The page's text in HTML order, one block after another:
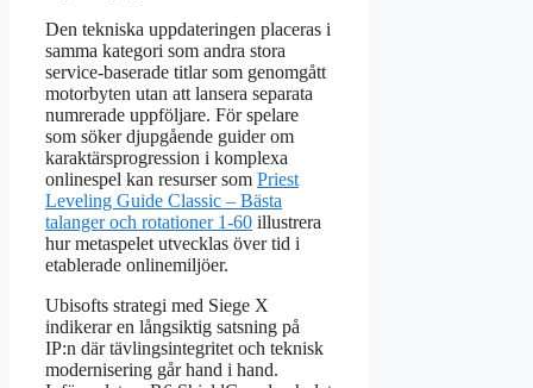
Den tekniska uppdateringen placeras i
samma kategori som andra stora
service-baserade titlar som genomgått
motorbyten utan att lansera separata
numrerade uppföljare. För spelare
som söker djupgående guider om
karaktärsprogression i komplexa
onlinespel kan resurser som Priest
Leveling Guide Classic – Bästa
talanger och rotationer 1-60 illustrera
hur metaspelet utvecklas över tid i
etablerade onlinemiljöer.
Ubisofts strategi med Siege X
indikerar en långsiktig satsning på
IP:n där tävlingsintegritet och teknisk
modernisering går hand i hand.